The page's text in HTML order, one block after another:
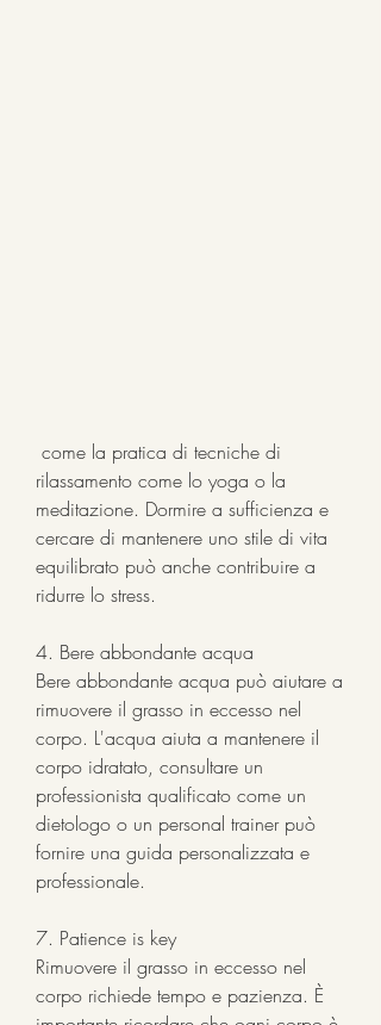
rilassamento come lo yoga o la
meditazione. Dormire a sufficienza e
cercare di mantenere uno stile di vita
equilibrato può anche contribuire a
ridurre lo stress.
4. Bere abbondante acqua
Bere abbondante acqua può aiutare a
rimuovere il grasso in eccesso nel
corpo. L'acqua aiuta a mantenere il
corpo idratato, consultare un
professionista qualificato come un
dietologo o un personal trainer può
fornire una guida personalizzata e
professionale.
7. Patience is key
Rimuovere il grasso in eccesso nel
corpo richiede tempo e pazienza. È